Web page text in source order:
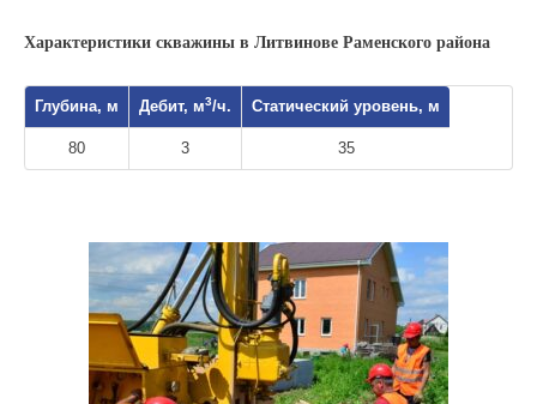
Характеристики скважины в Литвинове Раменского района
Глубина, м Дебит, м3/ч. Статический уровень, м
80 3 35